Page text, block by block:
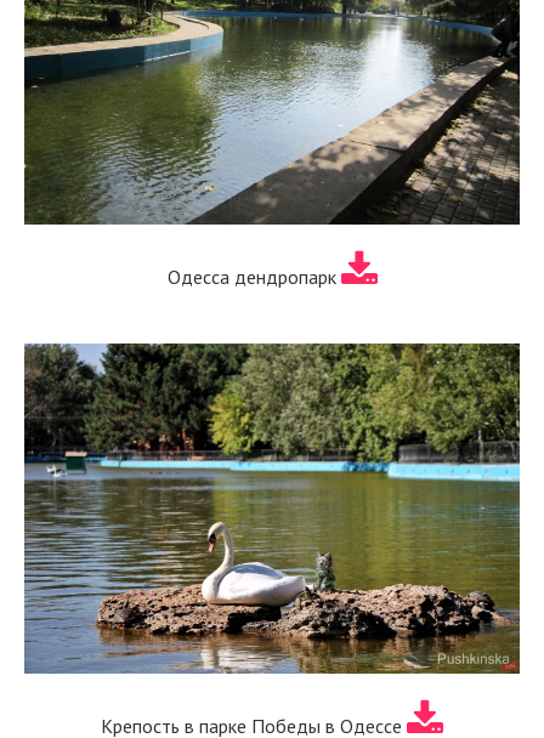
Одесса дендропарк
Крепость в парке Победы в Одессе